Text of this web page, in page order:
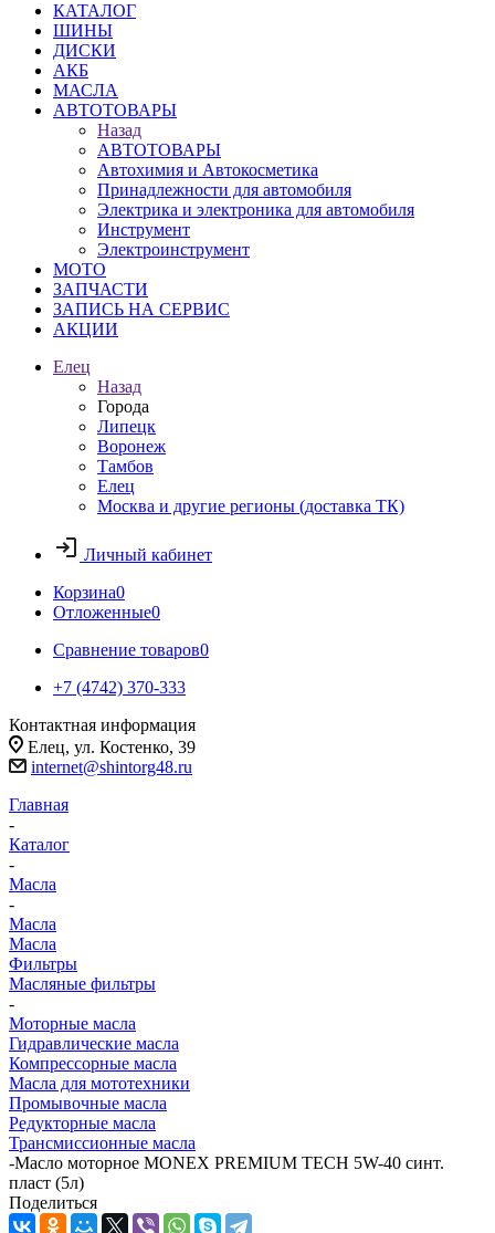
КАТАЛОГ
ШИНЫ
ДИСКИ
АКБ
МАСЛА
АВТОТОВАРЫ
Назад
АВТОТОВАРЫ
Автохимия и Автокосметика
Принадлежности для автомобиля
Электрика и электроника для автомобиля
Инструмент
Электроинструмент
МОТО
ЗАПЧАСТИ
ЗАПИСЬ НА СЕРВИС
АКЦИИ
Елец
Назад
Города
Липецк
Воронеж
Тамбов
Елец
Москва и другие регионы (доставка ТК)
Личный кабинет
Корзина0
Отложенные0
Сравнение товаров0
+7 (4742) 370-333
Контактная информация
Елец, ул. Костенко, 39
internet@shintorg48.ru
Главная
-
Каталог
-
Масла
-
Масла
Масла
Фильтры
Масляные фильтры
-
Моторные масла
Гидравлические масла
Компрессорные масла
Масла для мототехники
Промывочные масла
Редукторные масла
Трансмиссионные масла
-Масло моторное MONEX PREMIUM TECH 5W-40 синт.
пласт (5л)
Поделиться